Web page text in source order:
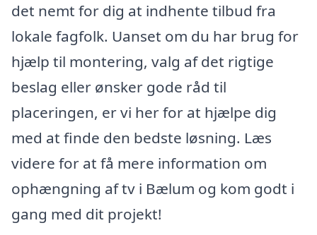
det nemt for dig at indhente tilbud fra
lokale fagfolk. Uanset om du har brug for
hjælp til montering, valg af det rigtige
beslag eller ønsker gode råd til
placeringen, er vi her for at hjælpe dig
med at finde den bedste løsning. Læs
videre for at få mere information om
ophængning af tv i Bælum og kom godt i
gang med dit projekt!